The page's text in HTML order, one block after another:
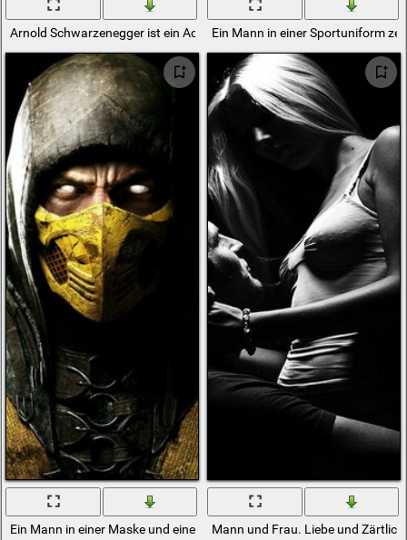
Arnold Schwarzenegger ist ein Action-MannEin Mann in einer Sportuniform
Ein Mann in einer Maske und einem gelben AnzugMann und Frau. Liebe und